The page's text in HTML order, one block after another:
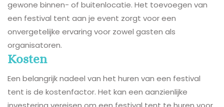
gewone binnen- of buitenlocatie. Het toevoegen van
een festival tent aan je event zorgt voor een
onvergetelijke ervaring voor zowel gasten als
organisatoren.
Kosten
Een belangrijk nadeel van het huren van een festival
tent is de kostenfactor. Het kan een aanzienlijke